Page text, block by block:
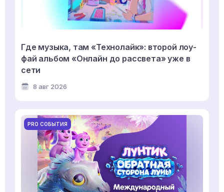
Где музыка, там «Технолайк»: второй лоу-
фай альбом «Онлайн до рассвета» уже в
сети
8 авг 2026
PRO СОБЫТИЯ